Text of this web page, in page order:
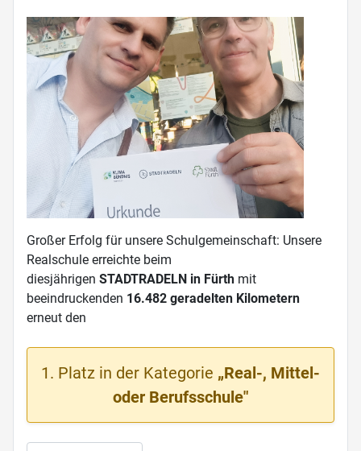
Großer Erfolg für unsere Schulgemeinschaft: Unsere
Realschule erreichte beim
diesjährigen STADTRADELN in Fürth mit
beeindruckenden 16.482 geradelten Kilometern
erneut den
1. Platz in der Kategorie „Real-, Mittel-
oder Berufsschule"